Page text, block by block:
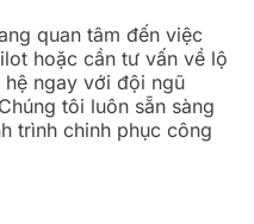
quan tâm đến việc
hoặc cần tư vấn về lộ
ngay với đội ngũ
tôi luôn sẵn sàng
trình chinh phục công